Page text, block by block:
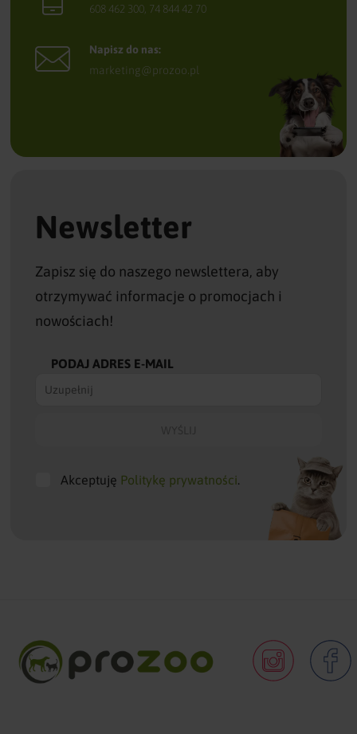
608 462 300 74 844 42 70
Napisz do nas:
marketing@prozoo.pl
Newsletter
Zapisz się do naszego newslettera, aby
otrzymywać informacje o promocjach i
nowościach!
PODAJ ADRES E-MAIL
Akceptuję Politykę prywatności.